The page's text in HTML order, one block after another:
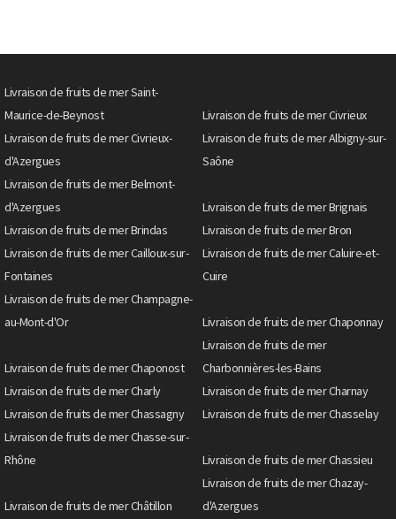
Livraison de fruits de mer Saint-
Maurice-de-Beynost
Livraison de fruits de mer Civrieux
Livraison de fruits de mer Civrieux-
d'Azergues
Livraison de fruits de mer Albigny-sur-
Saône
Livraison de fruits de mer Belmont-
d'Azergues
Livraison de fruits de mer Brignais
Livraison de fruits de mer Brindas
Livraison de fruits de mer Bron
Livraison de fruits de mer Cailloux-sur-
Fontaines
Livraison de fruits de mer Caluire-et-
Cuire
Livraison de fruits de mer Champagne-
au-Mont-d'Or
Livraison de fruits de mer Chaponnay
Livraison de fruits de mer Chaponost
Livraison de fruits de mer
Charbonnières-les-Bains
Livraison de fruits de mer Charly
Livraison de fruits de mer Charnay
Livraison de fruits de mer Chassagny
Livraison de fruits de mer Chasselay
Livraison de fruits de mer Chasse-sur-
Rhône
Livraison de fruits de mer Chassieu
Livraison de fruits de mer Châtillon
Livraison de fruits de mer Chazay-
d'Azergues